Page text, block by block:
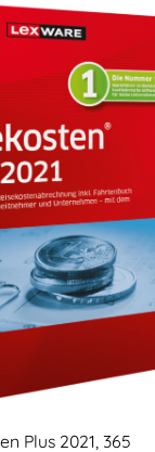
Plus 2021, 365